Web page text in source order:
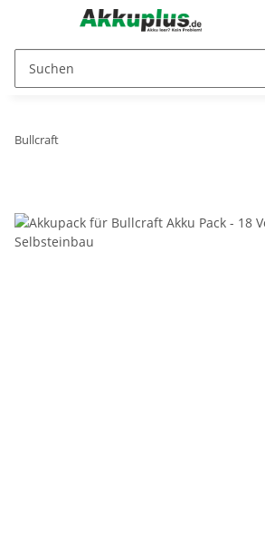
Bullcraft